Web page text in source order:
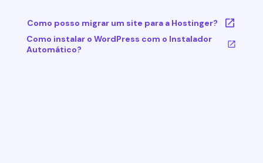
Como posso migrar um site para a Hostinger?
Como instalar o WordPress com o Instalador
Automático?